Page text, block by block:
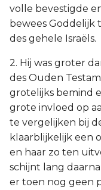
volle bevestigde
bewees Goddelijk
des gehele Israëls.
2. Hij was groter
des Ouden
grotelijks bemind
grote invloed op
te vergelijken bij
klaarblijkelijk een
en haar zo ten
schijnt lang
er toen nog geen